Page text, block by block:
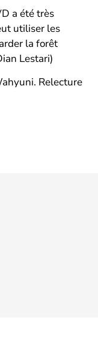
a été très
utiliser les
la forêt
Lestari)
Relecture